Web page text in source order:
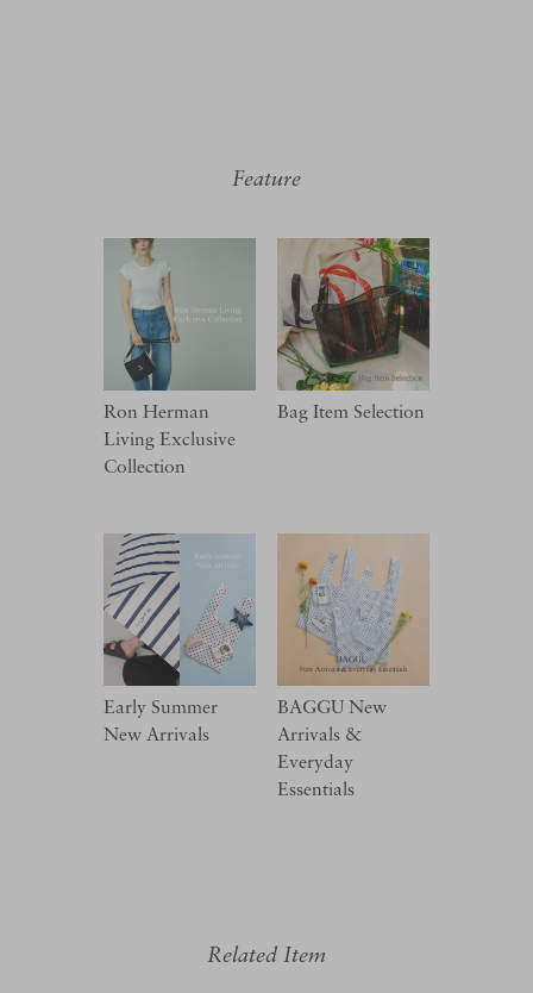
Feature
Ron Herman
Living Exclusive
Collection
Bag Item Selection
Early Summer
New Arrivals
BAGGU New
Arrivals &
Everyday
Essentials
Related Item